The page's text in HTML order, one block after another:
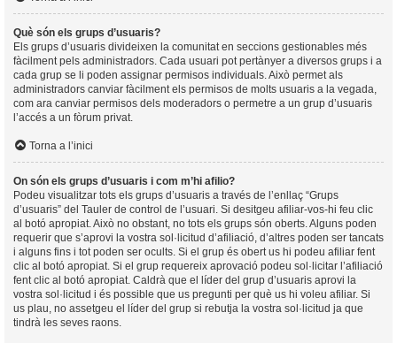
Què són els grups d’usuaris?
Els grups d’usuaris divideixen la comunitat en seccions gestionables més
fàcilment pels administradors. Cada usuari pot pertànyer a diversos grups i a
cada grup se li poden assignar permisos individuals. Això permet als
administradors canviar fàcilment els permisos de molts usuaris a la vegada,
com ara canviar permisos dels moderadors o permetre a un grup d’usuaris
l’accés a un fòrum privat.
Torna a l’inici
On són els grups d’usuaris i com m’hi afilio?
Podeu visualitzar tots els grups d’usuaris a través de l’enllaç “Grups
d’usuaris” del Tauler de control de l’usuari. Si desitgeu afiliar-vos-hi feu clic
al botó apropiat. Això no obstant, no tots els grups són oberts. Alguns poden
requerir que s’aprovi la vostra sol·licitud d’afiliació, d’altres poden ser tancats
i alguns fins i tot poden ser ocults. Si el grup és obert us hi podeu afiliar fent
clic al botó apropiat. Si el grup requereix aprovació podeu sol·licitar l’afiliació
fent clic al botó apropiat. Caldrà que el líder del grup d’usuaris aprovi la
vostra sol·licitud i és possible que us pregunti per què us hi voleu afiliar. Si
us plau, no assetgeu el líder del grup si rebutja la vostra sol·licitud ja que
tindrà les seves raons.